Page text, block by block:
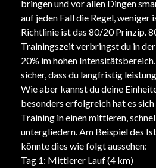
bringen und vor allen Dingen
auf jeden Fall die Regel, weniger
Richtlinie ist das 80/20 Prinzip.
Trainingszeit verbringst du in
20% im hohen
sicher, dass du langfristig
Wie aber kannst du deine
besonders erfolgreich hat es sich
Training in einen mittleren,
untergliedern. Am Beispiel des
könnte dies wie folgt aussehen:
Tag 1: Mittlerer Lauf (4 km)